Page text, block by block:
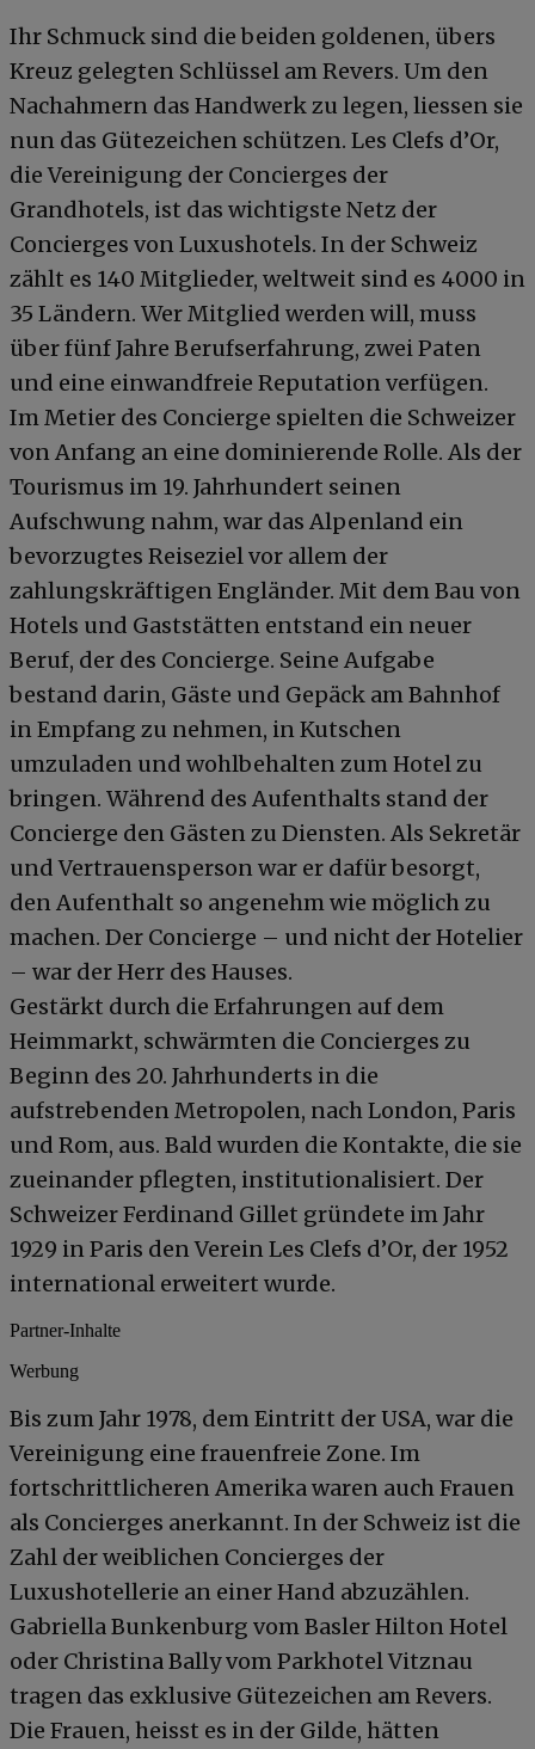
Ihr Schmuck sind die beiden goldenen, übers
Kreuz gelegten Schlüssel am Revers. Um den
Nachahmern das Handwerk zu legen, liessen sie
nun das Gütezeichen schützen. Les Clefs d’Or,
die Vereinigung der Concierges der
Grandhotels, ist das wichtigste Netz der
Concierges von Luxushotels. In der Schweiz
zählt es 140 Mitglieder, weltweit sind es 4000 in
35 Ländern. Wer Mitglied werden will, muss
über fünf Jahre Berufserfahrung, zwei Paten
und eine einwandfreie Reputation verfügen.
Im Metier des Concierge spielten die Schweizer
von Anfang an eine dominierende Rolle. Als der
Tourismus im 19. Jahrhundert seinen
Aufschwung nahm, war das Alpenland ein
bevorzugtes Reiseziel vor allem der
zahlungskräftigen Engländer. Mit dem Bau von
Hotels und Gaststätten entstand ein neuer
Beruf, der des Concierge. Seine Aufgabe
bestand darin, Gäste und Gepäck am Bahnhof
in Empfang zu nehmen, in Kutschen
umzuladen und wohlbehalten zum Hotel zu
bringen. Während des Aufenthalts stand der
Concierge den Gästen zu Diensten. Als Sekretär
und Vertrauensperson war er dafür besorgt,
den Aufenthalt so angenehm wie möglich zu
machen. Der Concierge – und nicht der Hotelier
– war der Herr des Hauses.
Gestärkt durch die Erfahrungen auf dem
Heimmarkt, schwärmten die Concierges zu
Beginn des 20. Jahrhunderts in die
aufstrebenden Metropolen, nach London, Paris
und Rom, aus. Bald wurden die Kontakte, die sie
zueinander pflegten, institutionalisiert. Der
Schweizer Ferdinand Gillet gründete im Jahr
1929 in Paris den Verein Les Clefs d’Or, der 1952
international erweitert wurde.
Partner-Inhalte
Werbung
Bis zum Jahr 1978, dem Eintritt der USA, war die
Vereinigung eine frauenfreie Zone. Im
fortschrittlicheren Amerika waren auch Frauen
als Concierges anerkannt. In der Schweiz ist die
Zahl der weiblichen Concierges der
Luxushotellerie an einer Hand abzuzählen.
Gabriella Bunkenburg vom Basler Hilton Hotel
oder Christina Bally vom Parkhotel Vitznau
tragen das exklusive Gütezeichen am Revers.
Die Frauen, heisst es in der Gilde, hätten